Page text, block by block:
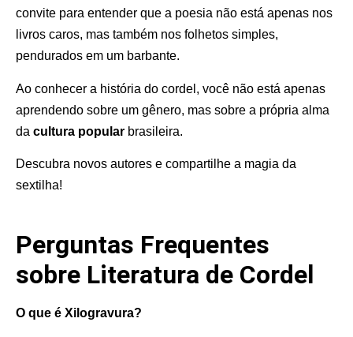
convite para entender que a poesia não está apenas nos
livros caros, mas também nos folhetos simples,
pendurados em um barbante.
Ao conhecer a história do cordel, você não está apenas
aprendendo sobre um gênero, mas sobre a própria alma
da cultura popular brasileira.
Descubra novos autores e compartilhe a magia da
sextilha!
Perguntas Frequentes
sobre Literatura de Cordel
O que é Xilogravura?